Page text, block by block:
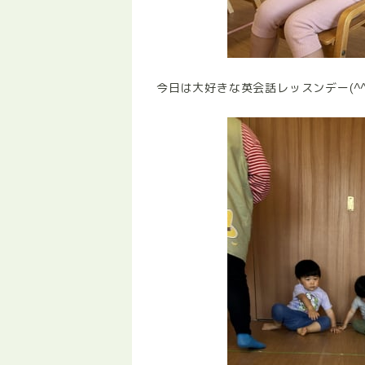
今日は大好きな英会話レッスンデー